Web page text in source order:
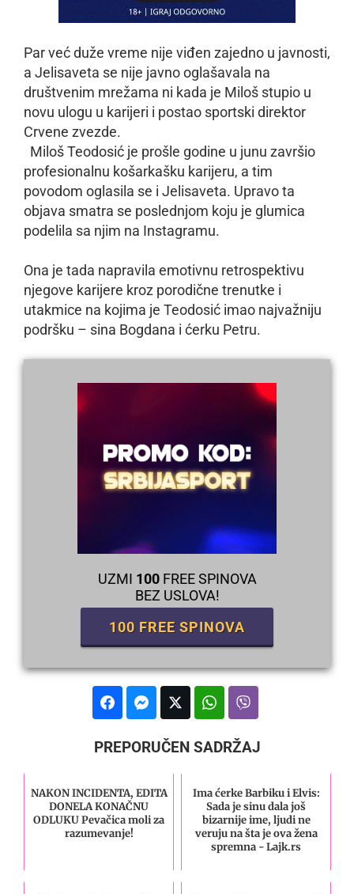
Par već duže vreme nije viđen zajedno u javnosti,
a Jelisaveta se nije javno oglašavala na
društvenim mrežama ni kada je Miloš stupio u
novu ulogu u karijeri i postao sportski direktor
Crvene zvezde.
Miloš Teodosić je prošle godine u junu završio
profesionalnu košarkašku karijeru, a tim
povodom oglasila se i Jelisaveta. Upravo ta
objava smatra se poslednjom koju je glumica
podelila sa njim na Instagramu.
Ona je tada napravila emotivnu retrospektivu
njegove karijere kroz porodične trenutke i
utakmice na kojima je Teodosić imao najvažniju
podršku – sina Bogdana i ćerku Petru.
UZMI 100FREE SPINOVA
BEZ USLOVA!
100 FREE SPINOVA
PREPORUČEN SADRŽAJ
NAKON INCIDENTA, EDITA
DONELA KONAČNU
ODLUKU Pevačica moli za
razumevanje!
Ima ćerke Barbiku i Elvis:
Sada je sinu dala još
bizarnije ime, ljudi ne
veruju na šta je ova žena
spremna - Lajk.rs